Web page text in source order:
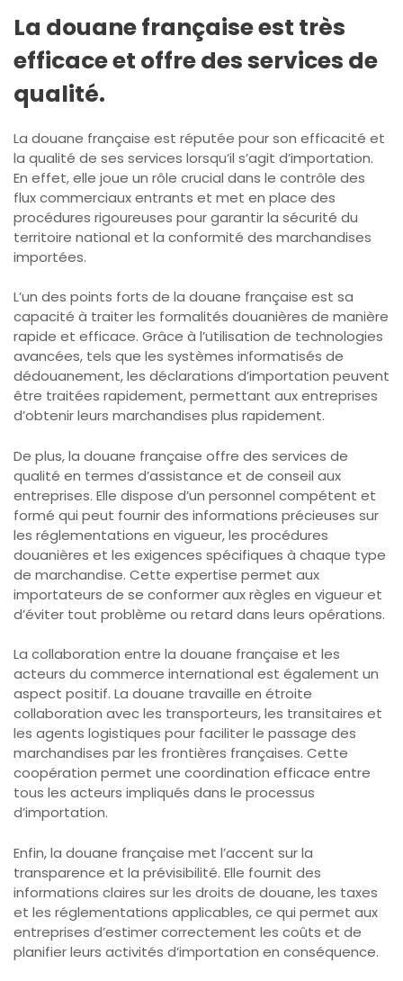
La douane française est très
efficace et offre des services de
qualité.
La douane française est réputée pour son efficacité et
la qualité de ses services lorsqu’il s’agit d’importation.
En effet, elle joue un rôle crucial dans le contrôle des
flux commerciaux entrants et met en place des
procédures rigoureuses pour garantir la sécurité du
territoire national et la conformité des marchandises
importées.
L’un des points forts de la douane française est sa
capacité à traiter les formalités douanières de manière
rapide et efficace. Grâce à l’utilisation de technologies
avancées, tels que les systèmes informatisés de
dédouanement, les déclarations d’importation peuvent
être traitées rapidement, permettant aux entreprises
d’obtenir leurs marchandises plus rapidement.
De plus, la douane française offre des services de
qualité en termes d’assistance et de conseil aux
entreprises. Elle dispose d’un personnel compétent et
formé qui peut fournir des informations précieuses sur
les réglementations en vigueur, les procédures
douanières et les exigences spécifiques à chaque type
de marchandise. Cette expertise permet aux
importateurs de se conformer aux règles en vigueur et
d’éviter tout problème ou retard dans leurs opérations.
La collaboration entre la douane française et les
acteurs du commerce international est également un
aspect positif. La douane travaille en étroite
collaboration avec les transporteurs, les transitaires et
les agents logistiques pour faciliter le passage des
marchandises par les frontières françaises. Cette
coopération permet une coordination efficace entre
tous les acteurs impliqués dans le processus
d’importation.
Enfin, la douane française met l’accent sur la
transparence et la prévisibilité. Elle fournit des
informations claires sur les droits de douane, les taxes
et les réglementations applicables, ce qui permet aux
entreprises d’estimer correctement les coûts et de
planifier leurs activités d’importation en conséquence.